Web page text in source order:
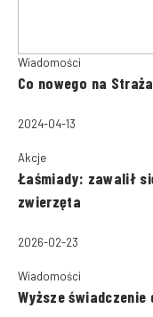
Wiadomości
Co nowego na
2024-04-13
Akcje
Łaśmiady: zawalił
zwierzęta
2026-02-23
Wiadomości
Wyższe świadczenie